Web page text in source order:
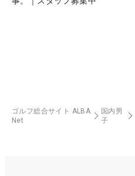
ゴルフ総合サイト ALBA
Net
国内男
子